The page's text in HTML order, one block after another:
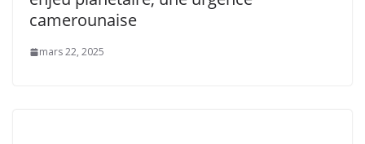
camerounaise
mars 22, 2025